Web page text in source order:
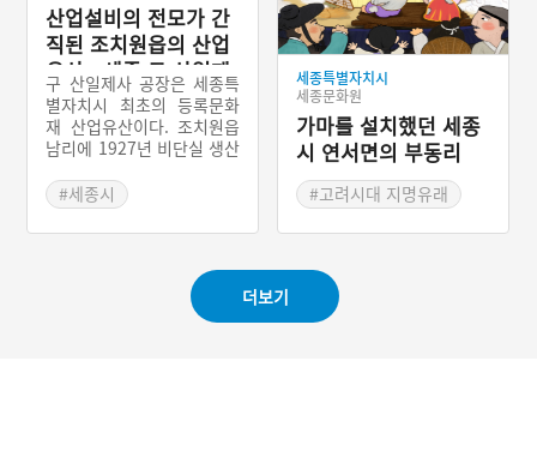
산업설비의 전모가 간
직된 조치원읍의 산업
유산 - 세종 구 산일제
사 공장
구 산일제사 공장은 세종특
별자치시 최초의 등록문화
재 산업유산이다. 조치원읍
남리에 1927년 비단실 생산
후 폐업했다. 1951~1956
년 조치원여자고등학교 임
시 교사로 사용되었고, 195
제지로 변경되어 크라프트
종이를 생산했다. 한림제지
가 2000년 폐업한 후 방치
#세종시
세종특별자치시
세종문화원
가마를 설치했던 세종
시 연서면의 부동리
#고려시대 지명유래
더보기